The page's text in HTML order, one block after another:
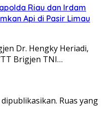
Riau dan Irdam
Api di Pasir Limau
Dr. Hengky Heriadi,
TT Brigjen TNI…
Ruas yang